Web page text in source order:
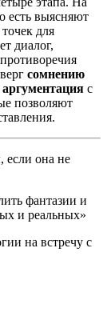
есть выясняют
для
диалог,
сомнению
аргументация с
позволяют
если она не
фантазии и
и реальных»
на встречу с